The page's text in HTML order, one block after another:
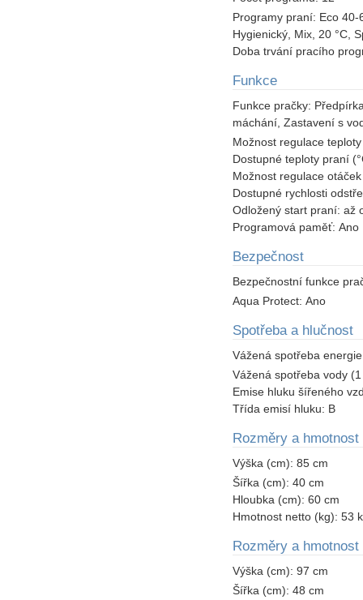
Programy praní: Eco 40-
Hygienický, Mix, 20 °C,
Doba trvání pracího
Funkce
Funkce pračky:
máchání, Zastavení s
Možnost regulace
Dostupné teploty praní
Možnost regulace
Dostupné rychlosti
Odložený start praní: až
Programová paměť: Ano
Bezpečnost
Bezpečnostní funkce
Aqua Protect: Ano
Spotřeba a hlučnost
Vážená spotřeba
Vážená spotřeba vody
Emise hluku šířeného
Třída emisí hluku: B
Rozměry a hmotnost
Výška (cm): 85 cm
Šířka (cm): 40 cm
Hloubka (cm): 60 cm
Hmotnost netto (kg): 53
Rozměry a
Výška (cm): 97 cm
Šířka (cm): 48 cm